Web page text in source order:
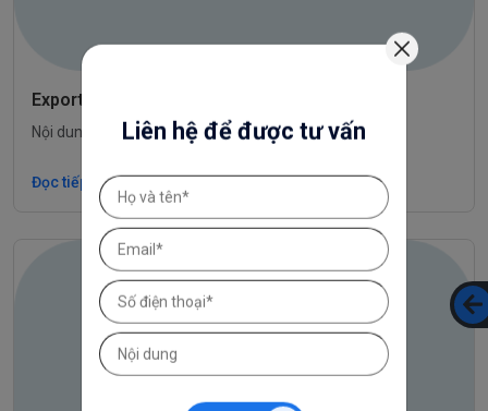
Export file
Nội dung đang được cập nhật
Đọc tiếp
Liên hệ để được tư vấn